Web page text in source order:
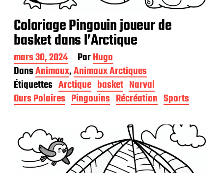
Coloriage Pingouin joueur de
basket dans l’Arctique
D
a
t
e
d
e
mars 30, 2024 ParHugo
DansAnimaux,Animaux Arctiques
Étiquettes Arctique basket Narval
Ours Polaires Pingouins Récréation Sports